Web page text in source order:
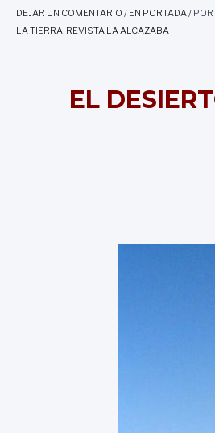
DEJAR UN COMENTARIO / EN PORTADA/ POR
LA TIERRA, REVISTA LA ALCAZABA
EL